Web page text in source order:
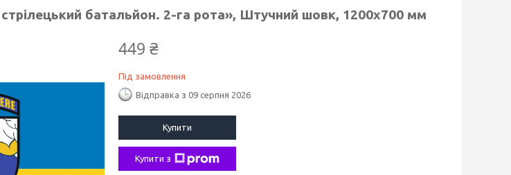
батальйон. 2-га рота», Штучний шовк, 1200х700 мм
449 ₴
Під замовлення
Відправка з 09 серпня 2026
Купити
Купити з